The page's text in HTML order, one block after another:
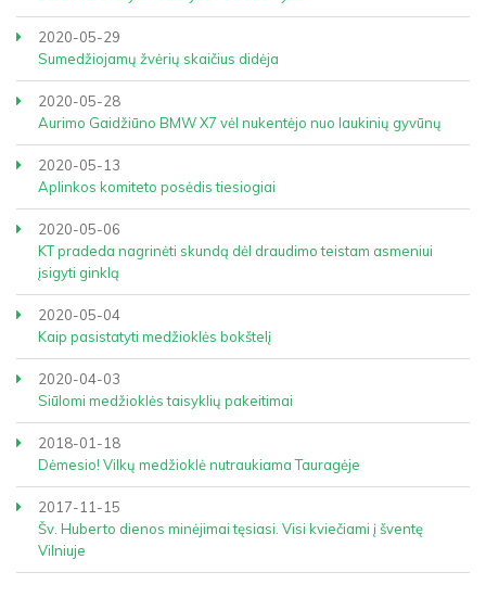
2020-05-29
Sumedžiojamų žvėrių skaičius didėja
2020-05-28
Aurimo Gaidžiūno BMW X7 vėl nukentėjo nuo laukinių gyvūnų
2020-05-13
Aplinkos komiteto posėdis tiesiogiai
2020-05-06
KT pradeda nagrinėti skundą dėl draudimo teistam asmeniui
įsigyti ginklą
2020-05-04
Kaip pasistatyti medžioklės bokštelį
2020-04-03
Siūlomi medžioklės taisyklių pakeitimai
2018-01-18
Dėmesio! Vilkų medžioklė nutraukiama Tauragėje
2017-11-15
Šv. Huberto dienos minėjimai tęsiasi. Visi kviečiami į šventę
Vilniuje